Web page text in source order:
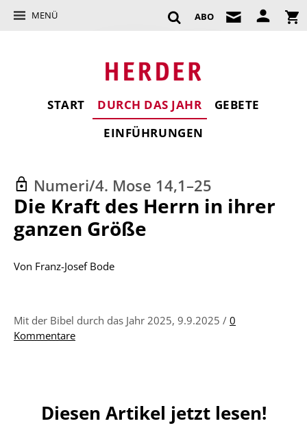
MENÜ ABO
START DURCH DAS JAHR
GEBETE
EINFÜHRUNGEN
Numeri/4. Mose 14,1–25
:
Die Kraft des Herrn in ihrer
ganzen Größe
Von Franz-Josef Bode
Mit der Bibel durch das Jahr 2025, 9.9.2025 / 0
Kommentare
Diesen Artikel jetzt lesen!